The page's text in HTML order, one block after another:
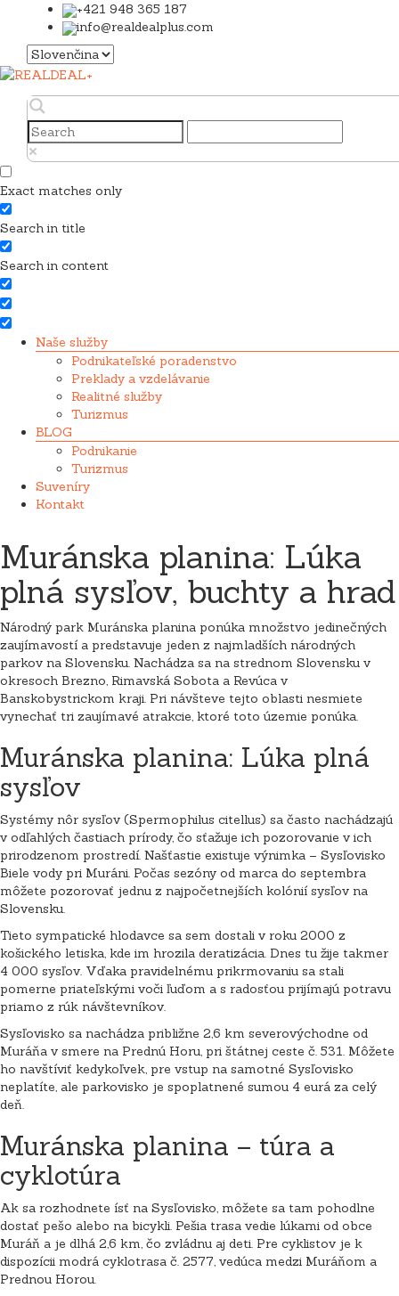
+421 948 365 187
info@realdealplus.com
Vyberte
jazyk
Exact matches only
Search in title
Search in content
Naše služby
Podnikateľské poradenstvo
Preklady a vzdelávanie
Realitné služby
Turizmus
BLOG
Podnikanie
Turizmus
Suveníry
Kontakt
Muránska planina: Lúka
plná sysľov, buchty a hrad
Národný park Muránska planina ponúka množstvo jedinečných
zaujímavostí a predstavuje jeden z najmladších národných
parkov na Slovensku. Nachádza sa na strednom Slovensku v
okresoch Brezno, Rimavská Sobota a Revúca v
Banskobystrickom kraji. Pri návšteve tejto oblasti nesmiete
vynechať tri zaujímavé atrakcie, ktoré toto územie ponúka.
Muránska planina: Lúka plná
sysľov
Systémy nôr sysľov (Spermophilus citellus) sa často nachádzajú
v odľahlých častiach prírody, čo sťažuje ich pozorovanie v ich
prirodzenom prostredí. Našťastie existuje výnimka – Sysľovisko
Biele vody pri Muráni. Počas sezóny od marca do septembra
môžete pozorovať jednu z najpočetnejších kolónií sysľov na
Slovensku.
Tieto sympatické hlodavce sa sem dostali v roku 2000 z
košického letiska, kde im hrozila deratizácia. Dnes tu žije takmer
4 000 sysľov. Vďaka pravidelnému prikrmovaniu sa stali
pomerne priateľskými voči ľuďom a s radosťou prijímajú potravu
priamo z rúk návštevníkov.
Sysľovisko sa nachádza približne 2,6 km severovýchodne od
Muráňa v smere na Prednú Horu, pri štátnej ceste č. 531. Môžete
ho navštíviť kedykoľvek, pre vstup na samotné Sysľovisko
neplatíte, ale parkovisko je spoplatnené sumou 4 eurá za celý
deň.
Muránska planina – túra a
cyklotúra
Ak sa rozhodnete ísť na Sysľovisko, môžete sa tam pohodlne
dostať pešo alebo na bicykli. Pešia trasa vedie lúkami od obce
Muráň a je dlhá 2,6 km, čo zvládnu aj deti. Pre cyklistov je k
dispozícii modrá cyklotrasa č. 2577, vedúca medzi Muráňom a
Prednou Horou.